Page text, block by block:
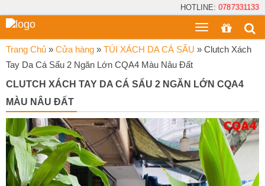
HOTLINE: 0787331133
Toggle
menu
Trang Chủ » Cửa hàng » TÚI XÁCH DA CÁ SẤU » Clutch Xách
Tay Da Cá Sấu 2 Ngăn Lớn CQA4 Màu Nâu Đất
CLUTCH XÁCH TAY DA CÁ SẤU 2 NGĂN LỚN CQA4
MÀU NÂU ĐẤT